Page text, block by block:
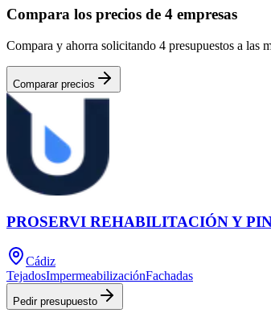
Compara los precios de 4 empresas
Compara y ahorra solicitando 4 presupuestos a las
Comparar precios
PROSERVI REHABILITACIÓN Y
Cádiz
TejadosImpermeabilizaciónFachadas
Pedir presupuesto